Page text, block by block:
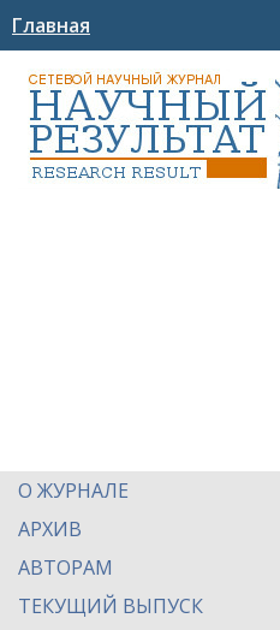
Главная
О ЖУРНАЛЕ
АРХИВ
АВТОРАМ
ТЕКУЩИЙ ВЫПУСК